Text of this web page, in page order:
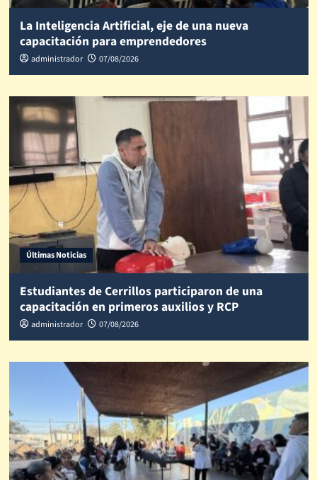
La Inteligencia Artificial, eje de una nueva
capacitación para emprendedores
administrador 07/08/2026
Últimas Noticias
Estudiantes de Cerrillos participaron de una
capacitación en primeros auxilios y RCP
administrador 07/08/2026